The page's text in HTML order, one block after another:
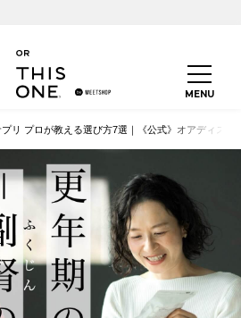
リ プロが教える選び方7選｜《公式》オアディスワ